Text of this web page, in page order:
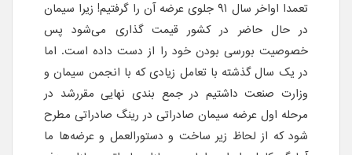
تعمدا اواخر سال ۹۱ جلوی عرضه آن را گرفتیم! زیرا سیمان
در حال حاضر در کشور قیمت گذاری می‌شود پس
خصوصیت بورسی بودن خود را از دست داده است. اما
در یک سال گذشته با تعامل زیادی که با انجمن سیمان و
وزارت صنعت داشتیم در جمع بندی نهایی مقررشد در
مرحله اول عرضه سیمان صادراتی در رینگ صادراتی مطرح
شود که از لحاظ زیر ساخت و دستورالعمل و عرضه‌ها ما